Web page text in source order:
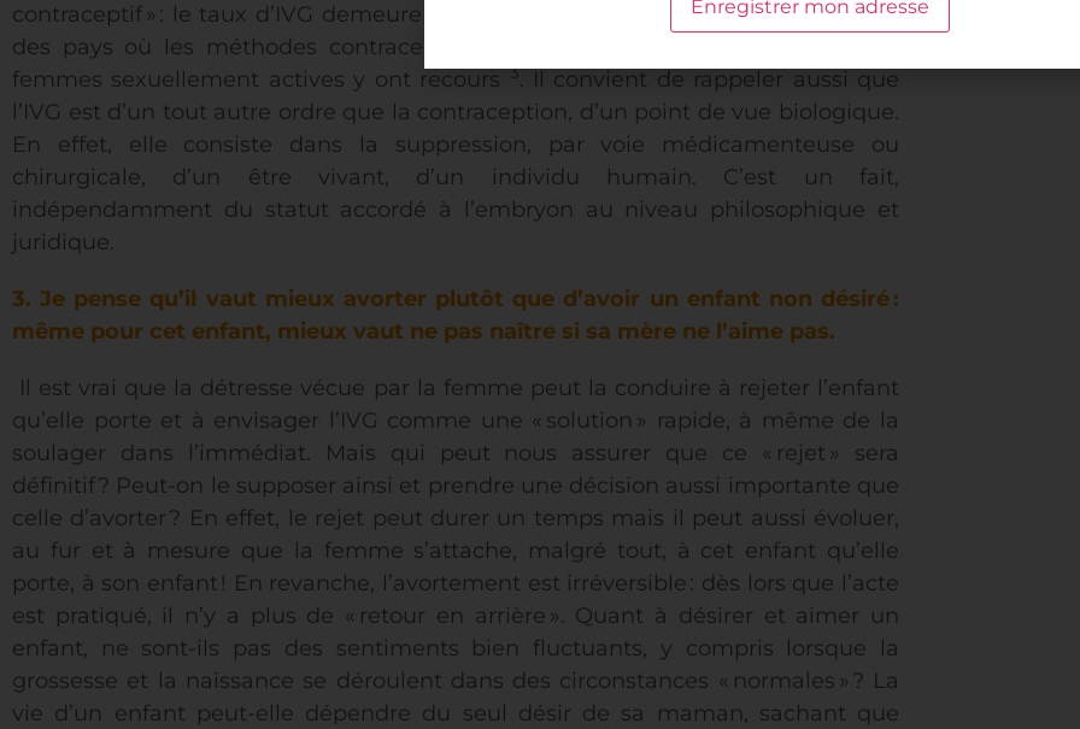
contraceptif » : le taux d’IVG demeure stable et élevé alors que la France est l’un
des pays où les méthodes contraceptives sont le plus répandues : 90,2 % des
femmes sexuellement actives y ont recours 3. Il convient de rappeler aussi que
l’IVG est d’un tout autre ordre que la contraception, d’un point de vue biologique.
En effet, elle consiste dans la suppression, par voie médicamenteuse ou
chirurgicale, d’un être vivant, d’un individu humain. C’est un fait,
indépendamment du statut accordé à l’embryon au niveau philosophique et
juridique.
3. Je pense qu’il vaut mieux avorter plutôt que d’avoir un enfant non désiré :
même pour cet enfant, mieux vaut ne pas naître si sa mère ne l’aime pas.
Il est vrai que la détresse vécue par la femme peut la conduire à rejeter l’enfant
qu’elle porte et à envisager l’IVG comme une « solution » rapide, à même de la
soulager dans l’immédiat. Mais qui peut nous assurer que ce « rejet » sera
définitif ? Peut-on le supposer ainsi et prendre une décision aussi importante que
celle d’avorter ? En effet, le rejet peut durer un temps mais il peut aussi évoluer,
au fur et à mesure que la femme s’attache, malgré tout, à cet enfant qu’elle
porte, à son enfant ! En revanche, l’avortement est irréversible : dès lors que l’acte
est pratiqué, il n’y a plus de « retour en arrière ». Quant à désirer et aimer un
enfant, ne sont-ils pas des sentiments bien fluctuants, y compris lorsque la
grossesse et la naissance se déroulent dans des circonstances « normales » ? La
vie d’un enfant peut-elle dépendre du seul désir de sa maman, sachant que